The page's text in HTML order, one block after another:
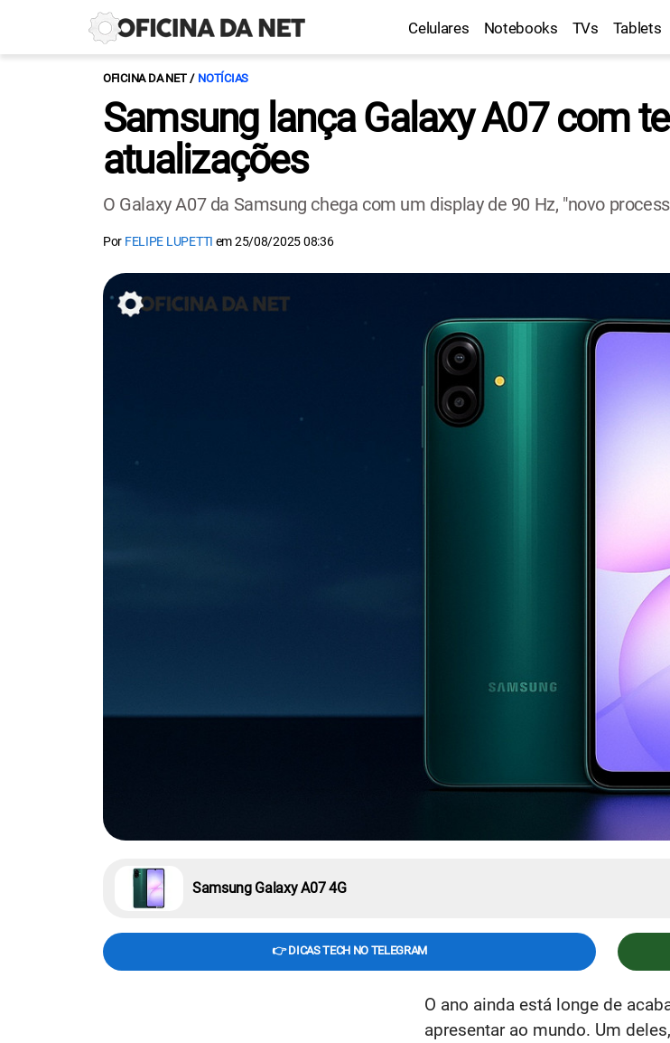
Celulares Notebooks TVs Tablets
OFICINA DA NET NOTÍCIAS
Samsung lança Galaxy A07 com
atualizações
O Galaxy A07 da Samsung chega com um display de 90 Hz, "novo
Por FELIPE LUPETTI em25/08/2025 08:36
Samsung Galaxy A07 4G
👉 DICAS TECH NO TELEGRAM
O ano ainda está longe de
apresentar ao mundo. Um